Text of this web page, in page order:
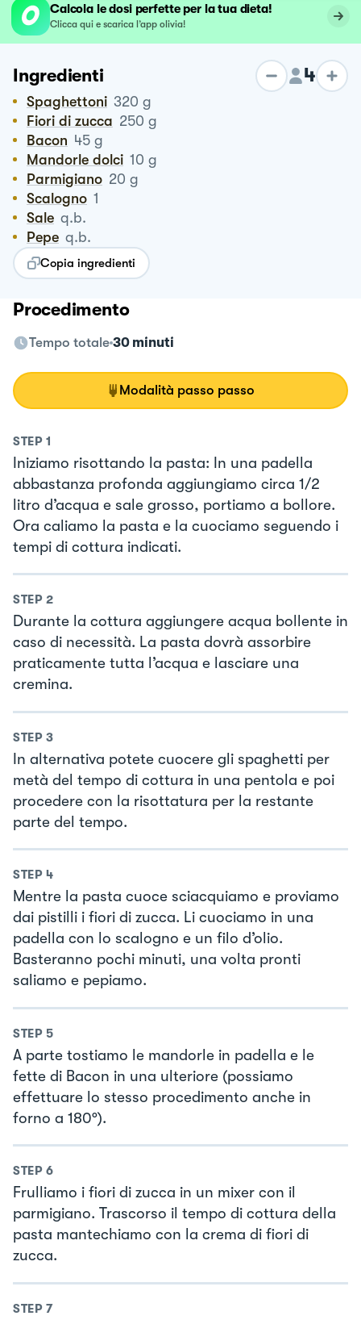
Calcola le dosi perfette per la tua dieta!
Clicca qui e scarica l’app olivia!
Ingredienti 4
Spaghettoni 320 g
Fiori di zucca 250 g
Bacon 45 g
Mandorle dolci 10 g
Parmigiano 20 g
Scalogno 1
Sale q.b.
Pepe q.b.
Copia ingredienti
Procedimento
Tempo totale 30 minuti
Modalità passo passo
STEP 1
Iniziamo risottando la pasta: In una padella
abbastanza profonda aggiungiamo circa 1/2
litro d’acqua e sale grosso, portiamo a bollore.
Ora caliamo la pasta e la cuociamo seguendo i
tempi di cottura indicati.
STEP 2
Durante la cottura aggiungere acqua bollente in
caso di necessità. La pasta dovrà assorbire
praticamente tutta l’acqua e lasciare una
cremina.
STEP 3
In alternativa potete cuocere gli spaghetti per
metà del tempo di cottura in una pentola e poi
procedere con la risottatura per la restante
parte del tempo.
STEP 4
Mentre la pasta cuoce sciacquiamo e proviamo
dai pistilli i fiori di zucca. Li cuociamo in una
padella con lo scalogno e un filo d’olio.
Basteranno pochi minuti, una volta pronti
saliamo e pepiamo.
STEP 5
A parte tostiamo le mandorle in padella e le
fette di Bacon in una ulteriore (possiamo
effettuare lo stesso procedimento anche in
forno a 180°).
STEP 6
Frulliamo i fiori di zucca in un mixer con il
parmigiano. Trascorso il tempo di cottura della
pasta mantechiamo con la crema di fiori di
zucca.
STEP 7